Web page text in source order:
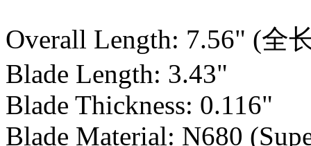
Overall Length: 7.56" (全
Blade Length: 3.43"
Blade Thickness: 0.116"
Blade Material: N680